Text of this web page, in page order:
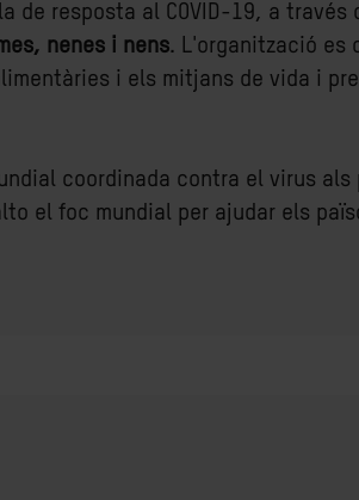
de resposta al COVID-19, a través
nenes i nens. L'organització es
i els mitjans de vida i
coordinada contra el virus als
el foc mundial per ajudar els